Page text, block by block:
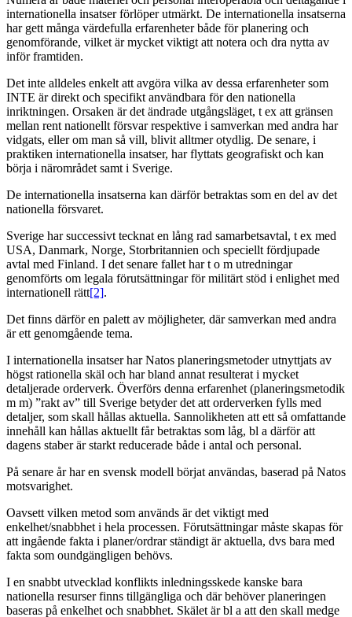
internationella insatser förlöper utmärkt. De internationella insatserna
har gett många värdefulla erfarenheter både för planering och
genomförande, vilket är mycket viktigt att notera och dra nytta av
inför framtiden.
Det inte alldeles enkelt att avgöra vilka av dessa erfarenheter som
INTE är direkt och specifikt användbara för den nationella
inriktningen. Orsaken är det ändrade utgångsläget, t ex att gränsen
mellan rent nationellt försvar respektive i samverkan med andra har
vidgats, eller om man så vill, blivit alltmer otydlig. De senare, i
praktiken internationella insatser, har flyttats geografiskt och kan
börja i närområdet samt i Sverige.
De internationella insatserna kan därför betraktas som en del av det
nationella försvaret.
Sverige har successivt tecknat en lång rad samarbetsavtal, t ex med
USA, Danmark, Norge, Storbritannien och speciellt fördjupade
avtal med Finland. I det senare fallet har t o m utredningar
genomförts om legala förutsättningar för militärt stöd i enlighet med
internationell rätt[2].
Det finns därför en palett av möjligheter, där samverkan med andra
är ett genomgående tema.
I internationella insatser har Natos planeringsmetoder utnyttjats av
högst rationella skäl och har bland annat resulterat i mycket
detaljerade orderverk. Överförs denna erfarenhet (planeringsmetodik
m m) ”rakt av” till Sverige betyder det att orderverken fylls med
detaljer, som skall hållas aktuella. Sannolikheten att ett så omfattande
innehåll kan hållas aktuellt får betraktas som låg, bl a därför att
dagens staber är starkt reducerade både i antal och personal.
På senare år har en svensk modell börjat användas, baserad på Natos
motsvarighet.
Oavsett vilken metod som används är det viktigt med
enkelhet/snabbhet i hela processen. Förutsättningar måste skapas för
att ingående fakta i planer/ordrar ständigt är aktuella, dvs bara med
fakta som oundgängligen behövs.
I en snabbt utvecklad konflikts inledningsskede kanske bara
nationella resurser finns tillgängliga och där behöver planeringen
baseras på enkelhet och snabbhet. Skälet är bl a att den skall medge